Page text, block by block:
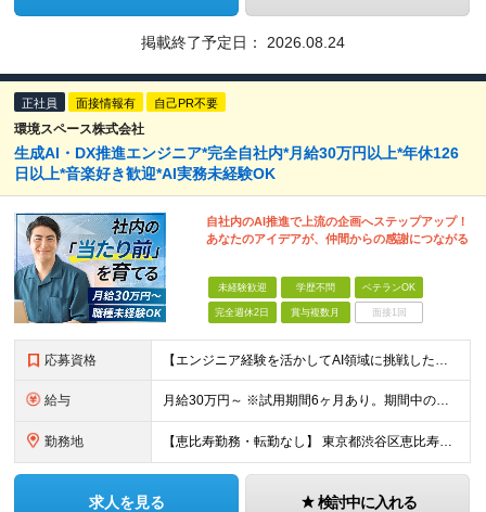
掲載終了予定日： 2026.08.24
正社員 面接情報有 自己PR不要
環境スペース株式会社
生成AI・DX推進エンジニア*完全自社内*月給30万円以上*年休126
日以上*音楽好き歓迎*AI実務未経験OK
自社内のAI推進で上流の企画へステップアップ！
あなたのアイデアが、仲間からの感謝につながる
未経験歓迎 学歴不問 ベテランOK
完全週休2日 賞与複数月 面接1回
応募資格 【エンジニア経験を活かしてAI領域に挑戦したい方、大歓迎！】 ◆AI、IT、DX、プログラミング等を学んだ経験がある方 ◆学歴不問 ＼こんな方にぴったりです／ ◆自分のアイディアで業務を改善し、仲間
給与 月給30万円～ ※試用期間6ヶ月あり。期間中の給与・待遇の差異はありません ※月給には月45時間分の固定残業代（月7万8,000円～）を含みます ※超過分は別途支給します
勤務地 【恵比寿勤務・転勤なし】 東京都渋谷区恵比寿南1-1-9 岩徳ビル 9F (変更の範囲)上記を除く当社関連勤務地
求人を見る 検討中に入れる